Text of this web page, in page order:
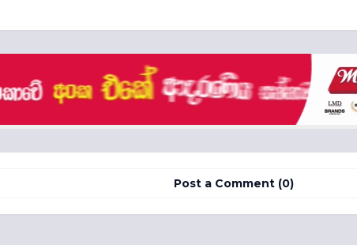
Post a Comment (0)